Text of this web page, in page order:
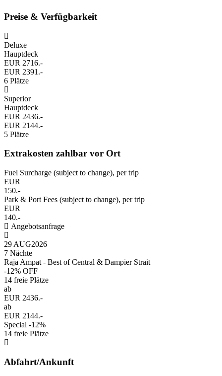
Preise & Verfügbarkeit
Deluxe
Hauptdeck
EUR 2716.-
EUR 2391.-
6 Plätze
Superior
Hauptdeck
EUR 2436.-
EUR 2144.-
5 Plätze
Extrakosten zahlbar vor Ort
Fuel Surcharge (subject to change), per trip
EUR
150.-
Park & Port Fees (subject to change), per trip
EUR
140.-
Angebotsanfrage
29 AUG2026
7 Nächte
Raja Ampat - Best of Central & Dampier Strait
-12% OFF
14 freie Plätze
ab
EUR 2436.-
ab
EUR 2144.-
Special -12%
14 freie Plätze
Abfahrt/Ankunft